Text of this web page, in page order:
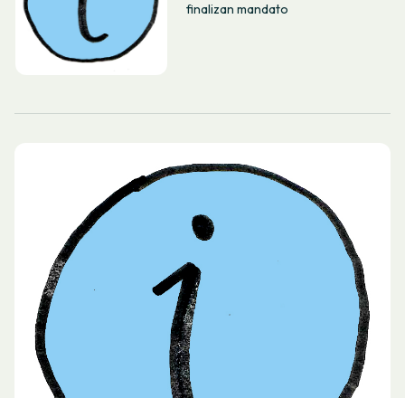
finalizan mandato